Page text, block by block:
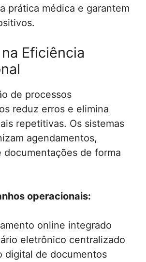
prática médica e garantem
Eficiência
de processos
reduz erros e elimina
repetitivas. Os sistemas
agendamentos,
documentações de forma
operacionais:
online integrado
eletrônico centralizado
digital de documentos